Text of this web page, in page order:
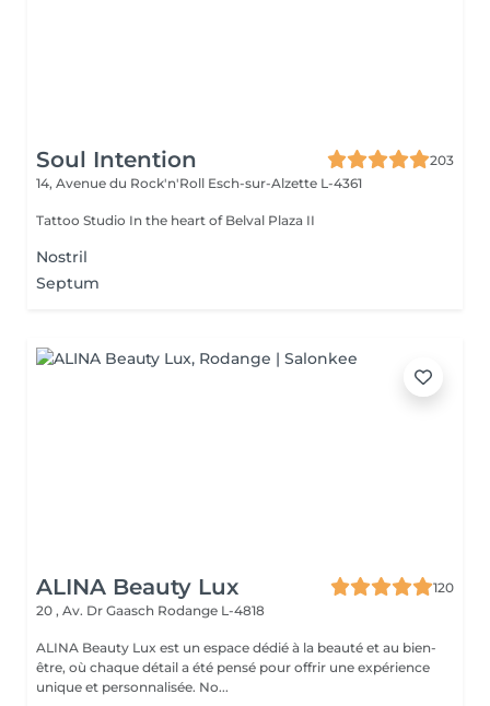
Soul Intention
203
14, Avenue du Rock'n'Roll Esch-sur-Alzette L-4361
Tattoo Studio In the heart of Belval Plaza II
Nostril
Septum
ALINA Beauty Lux
120
20 , Av. Dr Gaasch Rodange L-4818
ALINA Beauty Lux est un espace dédié à la beauté et au bien-
être, où chaque détail a été pensé pour offrir une expérience
unique et personnalisée. No...